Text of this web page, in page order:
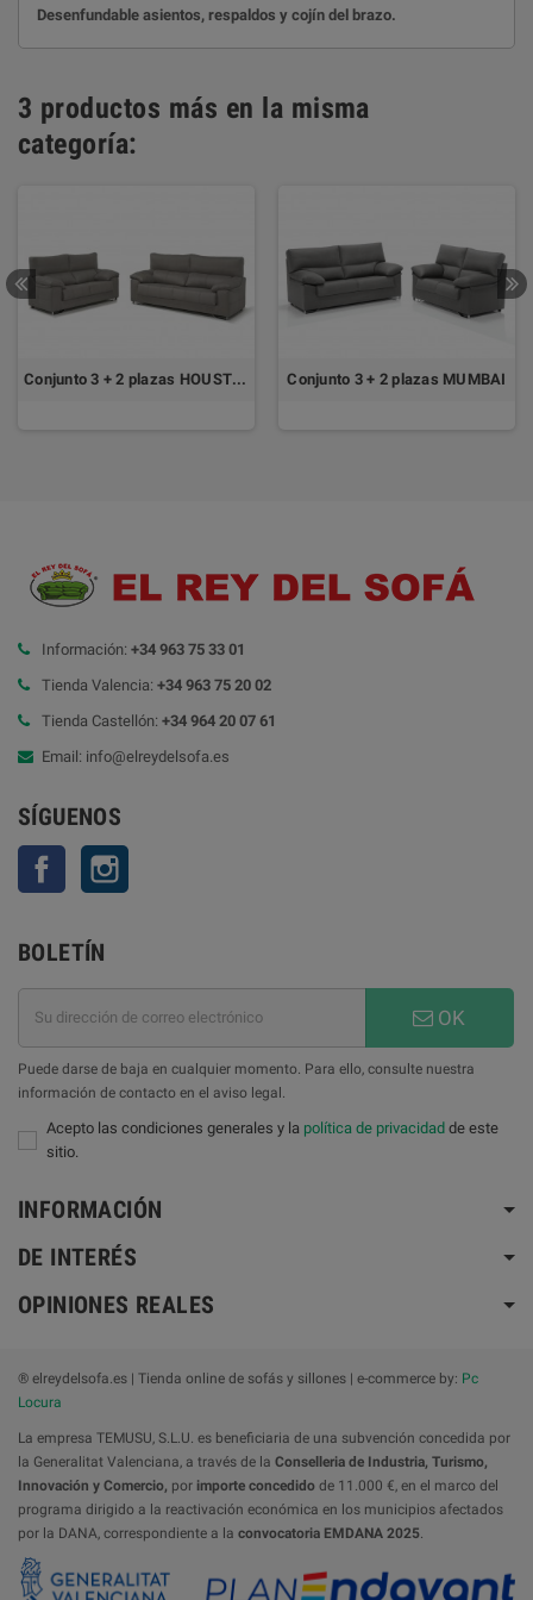
Desenfundable asientos, respaldos y cojín del brazo.
3 productos más en la misma
categoría:
Conjunto 3 + 2 plazas HOUSTON Conjunto 3 + 2 plazas MUMBAI
Información: +34 963 75 33 01
Tienda Valencia: +34 963 75 20 02
Tienda Castellón: +34 964 20 07 61
Email: info@elreydelsofa.es
SÍGUENOS
Facebook
BOLETÍN
OK
Puede darse de baja en cualquier momento. Para ello, consulte nuestra
información de contacto en el aviso legal.
Acepto las condiciones generales y la política de privacidad de este
sitio.
INFORMACIÓN
DE INTERÉS
OPINIONES REALES
® elreydelsofa.es | Tienda online de sofás y sillones | e-commerce by: Pc
Locura
La empresa TEMUSU, S.L.U. es beneficiaria de una subvención concedida por
la Generalitat Valenciana, a través de la Conselleria de Industria, Turismo,
Innovación y Comercio, por importe concedido de 11.000 €, en el marco del
programa dirigido a la reactivación económica en los municipios afectados
por la DANA, correspondiente a la convocatoria EMDANA 2025